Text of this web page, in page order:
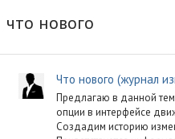
что нового
Что нового (журнал
Предлагаю в данной
опции в интерфейсе
Создадим историю